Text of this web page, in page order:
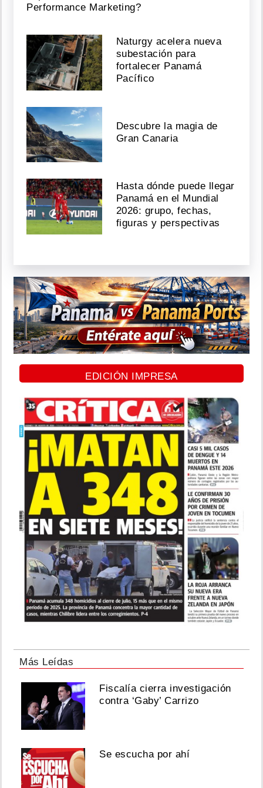
Performance Marketing?
Naturgy acelera nueva
subestación para
fortalecer Panamá
Pacífico
Descubre la magia de
Gran Canaria
Hasta dónde puede llegar
Panamá en el Mundial
2026: grupo, fechas,
figuras y perspectivas
EDICIÓN IMPRESA
Más Leídas
Fiscalía cierra investigación
contra ‘Gaby’ Carrizo
Se escucha por ahí